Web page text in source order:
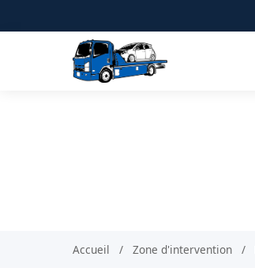
Accueil / Zone d'intervention /